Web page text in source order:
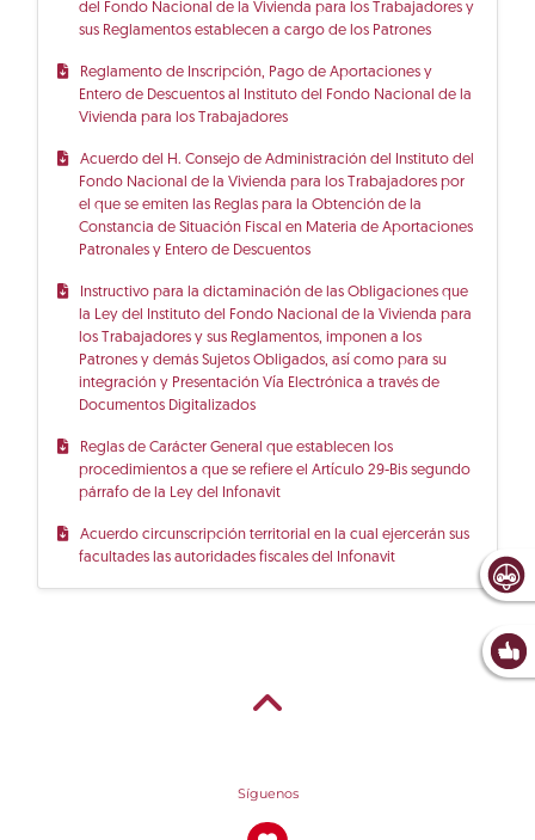
del Fondo Nacional de la Vivienda para los Trabajadores y
sus Reglamentos establecen a cargo de los Patrones
Reglamento de Inscripción, Pago de Aportaciones y
Entero de Descuentos al Instituto del Fondo Nacional de la
Vivienda para los Trabajadores
Acuerdo del H. Consejo de Administración del Instituto del
Fondo Nacional de la Vivienda para los Trabajadores por
el que se emiten las Reglas para la Obtención de la
Constancia de Situación Fiscal en Materia de Aportaciones
Patronales y Entero de Descuentos
Instructivo para la dictaminación de las Obligaciones que
la Ley del Instituto del Fondo Nacional de la Vivienda para
los Trabajadores y sus Reglamentos, imponen a los
Patrones y demás Sujetos Obligados, así como para su
integración y Presentación Vía Electrónica a través de
Documentos Digitalizados
Reglas de Carácter General que establecen los
procedimientos a que se refiere el Artículo 29-Bis segundo
párrafo de la Ley del Infonavit
Acuerdo circunscripción territorial en la cual ejercerán sus
facultades las autoridades fiscales del Infonavit
Síguenos